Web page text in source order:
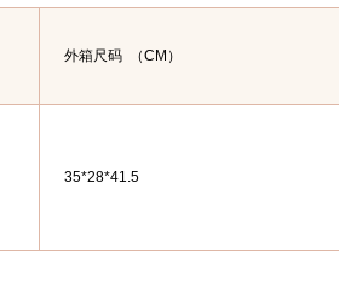
外箱尺码 （CM）
35*28*41.5